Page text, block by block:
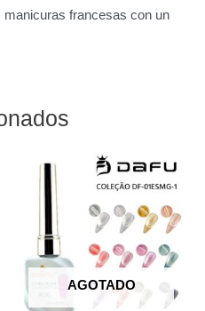
manicuras francesas con un
AGOTADO